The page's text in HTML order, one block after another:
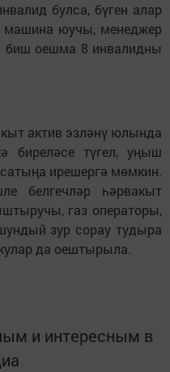
булса, бүген алар
машина юучы, менеджер
оешма 8 инвалидны
актив эзләнү юлында
биреләсе түгел, уңыш
ирешергә мөмкин.
белгечләр һәрвакыт
газ опе­раторы,
зур сорау тудыра
да оештырыла.
и интересным в